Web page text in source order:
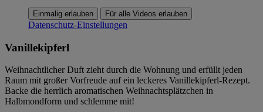
Einmalig erlauben Für alle Videos erlauben
Datenschutz-Einstellungen
Vanillekipferl
Weihnachtlicher Duft zieht durch die Wohnung und erfüllt jeden
Raum mit großer Vorfreude auf ein leckeres Vanillekipferl-Rezept.
Backe die herrlich aromatischen Weihnachtsplätzchen in
Halbmondform und schlemme mit!